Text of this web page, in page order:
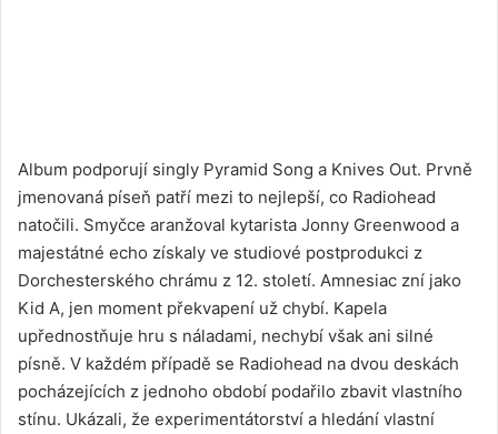
Album podporují singly Pyramid Song a Knives Out. Prvně
jmenovaná píseň patří mezi to nejlepší, co Radiohead
natočili. Smyčce aranžoval kytarista Jonny Greenwood a
majestátné echo získaly ve studiové postprodukci z
Dorchesterského chrámu z 12. století. Amnesiac zní jako
Kid A, jen moment překvapení už chybí. Kapela
upřednostňuje hru s náladami, nechybí však ani silné
písně. V každém případě se Radiohead na dvou deskách
pocházejících z jednoho období podařilo zbavit vlastního
stínu. Ukázali, že experimentátorství a hledání vlastní